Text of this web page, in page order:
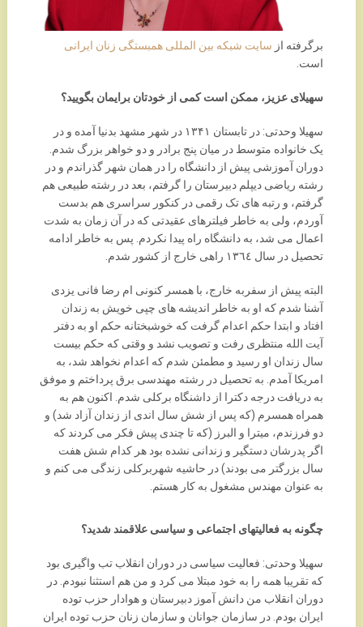
برگرفته از سایت شبکه بین المللی همبستگی زنان ایرانی
است.
سهیلای عزیز، ممکن است کمی از خودتان برایمان بگویید؟
سهیلا وحدتی: در تابستان ۱۳۴۱ در شهر مشهد بدنیا آمده و در
یک خانواده متوسط در میان پنج برادر و دو خواهر بزرگ شدم.
دوران آموزشی پیش از دانشگاه را در همان شهر گذراندم و در
رشته ریاضی دیپلم دبیرستان را گرفتم، بعد در رشته طبیعی هم
گرفتم، و رتبه های تک رقمی در کنکور سراسری هم بدست
آوردم، ولی به خاطر فیلترهای عقیدتی که در آن زمان به شدت
اعمال می شد، به دانشگاه راه پیدا نکردم. پس به خاطر ادامه
تحصیل در سال ١٣٦٤ راهی خارج از کشور شدم.
البته پیش از سفربه خارج، با همسر کنونی ام رضا فانی یزدی
آشنا شدم که او به خاطر اندیشه های چپی خویش به زندان
افتاد و ابتدا حکم اعدام گرفت که خوشبختانه حکم او به دفتر
آیت الله منتظری رفت و تصویب نشد و وقتی که حکم بیست
سال زندان او رسید و مطمئن شدم که اعدام نخواهد شد، به
امریکا آمدم. به تحصیل در رشته مهندسی برق پرداختم و موفق
به دریافت درجه دکترا از داشنگاه برکلی شدم. اکنون هم به
همراه همسرم (که پس از شش سال اندی از زندان آزاد شد) و
دو فرزندم، میترا و البرز (که تا چندی پیش فکر می کردند که
اگر پدرشان دستگیر و زندانی نشده بود هر کدام شش هفت
سال بزرگتر می بودند) در حاشیه شهربرکلی زندگی می کنم و
به عنوان مهندس مشغول به کار هستم.
چگونه به فعالیتهای اجتماعی و سیاسی علاقمند شدید؟
سهیلا وحدتی: فعالیت سیاسی در دوران انقلاب تب واگیری بود
که تقریبا همه را به خود مبتلا می کرد و من هم استثنا نبودم. در
دوران انقلاب من دانش آموز دبیرستان و هوادار حزب توده
ایران بودم. در سازمان جوانان و سازمان زنان حزب توده ایران